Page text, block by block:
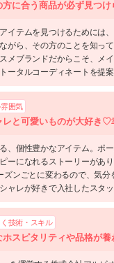
方に合う商品が必ず見つけ
イテムを見つけるためには
がら、その方のことを知っ
メブランドだからこそ、メ
ータルコーディネートを提案
囲気
レと可愛いものが大好き♡
、個性豊かなアイテム。ポ
ーになれるストーリーがあり
ズンごとに変わるので、気分
ャレが好きで入社したスタ
技術・スキル
ホスピタリティや品格が養